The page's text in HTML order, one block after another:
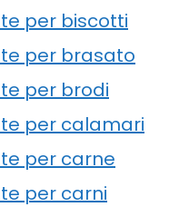
per biscotti
per brasato
per brodi
per calamari
per carne
per carni